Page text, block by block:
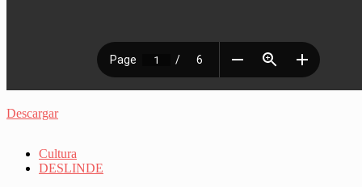
Descargar
Cultura
DESLINDE